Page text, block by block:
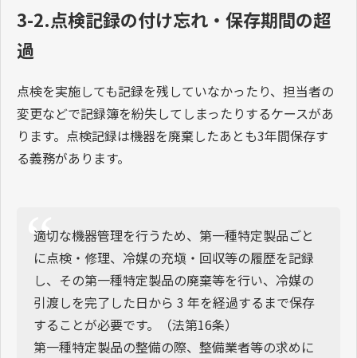
3-2.点検記録の付け忘れ・保存期間の超
過
点検を実施しても記録を残していなかったり、担当者の
変更などで記録簿を紛失してしまったりするケースがあ
ります。点検記録は機器を廃棄したあとも3年間保存す
る義務があります。
適切な機器管理を行うため、第一種特定製品ごと
に点検・修理、冷媒の充塡・回収等の履歴を記録
し、その第一種特定製品の廃棄等を行い、冷媒の
引渡しを完了した日から 3 年を経過するまで保存
することが必要です。（法第16条）
第一種特定製品の整備の際、整備業者等の求めに